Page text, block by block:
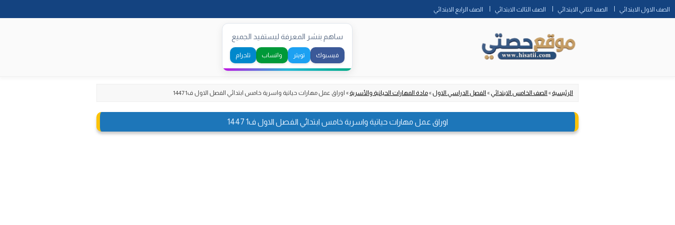
to
content
الصف الاول الابتدائي الصف الثاني الابتدائي الصف الثالث الابتدائي الصف الرابع الابتدائي
ساهم بنشر المعرفة ليستفيد الجميع
فيسبوك تويتر واتساب تلجرام
الرئيسية » الصف الخامس الابتدائي » الفصل الدراسي الاول»مادة المهارات الحياتية والأسرية » اوراق عمل مهارات حياتية واسرية خامس ابتدائي الفصل الاول ف1 1447
اوراق عمل مهارات حياتية واسرية خامس ابتدائي الفصل الاول ف1 1447